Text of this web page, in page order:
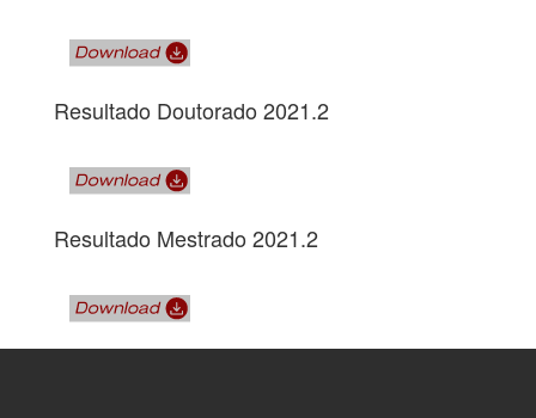
Resultado Doutorado 2021.2
Resultado Mestrado 2021.2